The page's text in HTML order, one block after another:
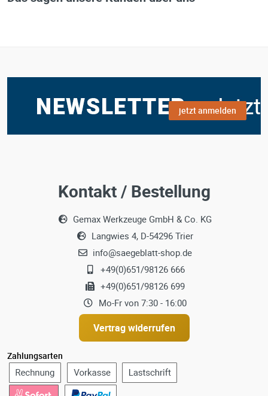
jetzt anmelden
Kontakt / Bestellung
Gemax Werkzeuge GmbH & Co. KG
Langwies 4, D-54296 Trier
info@saegeblatt-shop.de
+49(0)651/98126 666
+49(0)651/98126 699
Mo-Fr von 7:30 - 16:00
Vertrag widerrufen
Zahlungsarten